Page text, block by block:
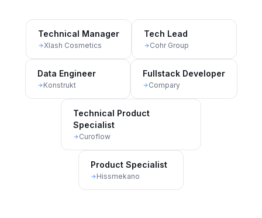
Technical Manager
Xlash Cosmetics
Tech Lead
Cohr Group
Data Engineer
Konstrukt
Fullstack Developer
Compary
Technical Product
Specialist
Curoflow
Product Specialist
Hissmekano